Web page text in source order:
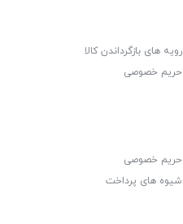
رویه های بازگرداندن کالا
حریم خصوصی
حریم خصوصی
شیوه های پرداخت